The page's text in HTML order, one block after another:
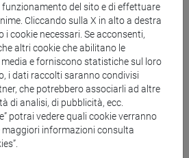
e percorsi
- Laurea
/filosofia e scienze umane/
del sito e di effettuare
Cliccando sulla X in alto a destra
cookie necessari. Se acconsenti,
altri cookie che abilitano le
e forniscono statistiche sul loro
i dati raccolti saranno condivisi
che potrebbero associarli ad altre
di analisi, di pubblicità, ecc.
potrai vedere quali cookie verranno
informazioni consulta